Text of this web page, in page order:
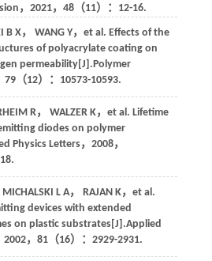
， 2021， 48（11）：12-16.
B X， WANG Y， et al. Effects of the
of polyacrylate coating on
permeability[J].Polymer
79（12）：10573-10593.
R， WALZER K， et al. Lifetime
diodes on polymer
Physics Letters， 2008，
MICHALSKI L A， RAJAN K， et al.
devices with extended
on plastic substrates[J].Applied
2002， 81（16）：2929-2931.